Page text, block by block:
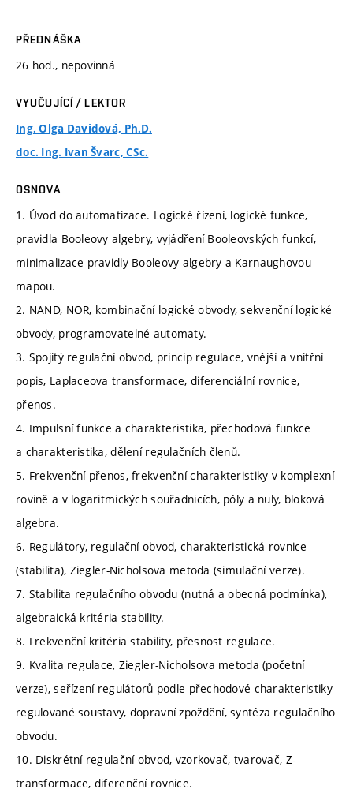
PŘEDNÁŠKA
26 hod., nepovinná
VYUČUJÍCÍ / LEKTOR
Ing. Olga Davidová, Ph.D.
doc. Ing. Ivan Švarc, CSc.
OSNOVA
1. Úvod do automatizace. Logické řízení, logické funkce,
pravidla Booleovy algebry, vyjádření Booleovských funkcí,
minimalizace pravidly Booleovy algebry a Karnaughovou
mapou.
2. NAND, NOR, kombinační logické obvody, sekvenční logické
obvody, programovatelné automaty.
3. Spojitý regulační obvod, princip regulace, vnější a vnitřní
popis, Laplaceova transformace, diferenciální rovnice,
přenos.
4. Impulsní funkce a charakteristika, přechodová funkce
a charakteristika, dělení regulačních členů.
5. Frekvenční přenos, frekvenční charakteristiky v komplexní
rovině a v logaritmických souřadnicích, póly a nuly, bloková
algebra.
6. Regulátory, regulační obvod, charakteristická rovnice
(stabilita), Ziegler-Nicholsova metoda (simulační verze).
7. Stabilita regulačního obvodu (nutná a obecná podmínka),
algebraická kritéria stability.
8. Frekvenční kritéria stability, přesnost regulace.
9. Kvalita regulace, Ziegler-Nicholsova metoda (početní
verze), seřízení regulátorů podle přechodové charakteristiky
regulované soustavy, dopravní zpoždění, syntéza regulačního
obvodu.
10. Diskrétní regulační obvod, vzorkovač, tvarovač, Z-
transformace, diferenční rovnice.